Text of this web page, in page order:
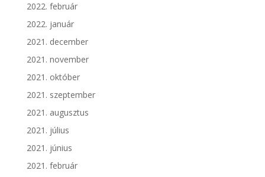
2022. február
2022. január
2021. december
2021. november
2021. október
2021. szeptember
2021. augusztus
2021. július
2021. június
2021. február